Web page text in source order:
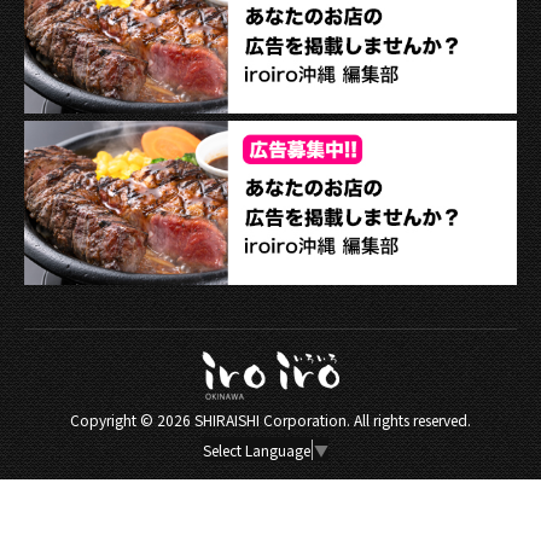
Copyright ©2026 SHIRAISHI Corporation. All rights reserved.
Select Language ▼